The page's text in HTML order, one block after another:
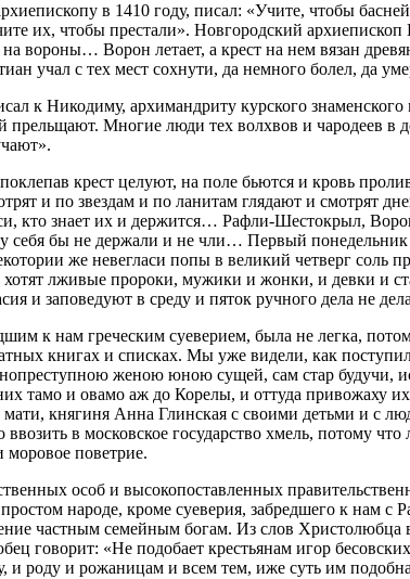
в 1410 году, писал: «Учите, чтобы
их, чтобы престали». Новгородский
ворoны… Вoрон летает, а крест на нем вязан
учал с тех мест сохнути, да немного болел, да
к Никодиму, архимандриту курского
Многие люди тех волхвов и чародеев
крест целуют, на поле бьются и кровь
и по звездам и по ланитам глядают и смотрят
кто знает их и держится… Рафли-Шестокрыл,
себя бы не держали и не чли… Первый
же невегласи попы в великий четверг соль
лживые пророки, мужики и жонки, и девки и
и заповедуют в среду и пяток ручного дела не
к нам греческим суеверием, была не легка,
книгах и списках. Мы уже видели, как
женою юною сущей, сам стар
тамо и овамо аж до Корелы, и оттуда
княгиня Анна Глинская с своими детьми и с
в московское государство хмель, потому
моровое поветрие.
особ и высокопоставленных
народе, кроме суеверия, забредшего к нам
частным семейным богам. Из слов
говорит: «Не подобает крестьянам игор
роду и рожаницам и всем тем, иже суть им